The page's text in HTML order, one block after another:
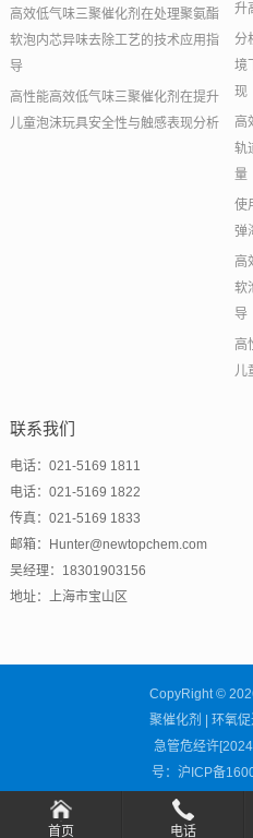
高效低气味三聚催化剂在处理聚氨酯
软泡内芯异味去除工艺的技术应用指
导
高性能高效低气味三聚催化剂在提升
儿童泡沫玩具安全性与触感表现分析
升
分
境
现
高
轨
量
使
弹
高
软
导
高
儿
联系我们
电话：021-5169 1811
电话：021-5169 1822
传真：021-5169 1833
邮箱：Hunter@newtopchem.com
吴经理：18301903156
地址：上海市宝山区
CopyRight ©
聚催化剂 | 环氧
急管危经许
号：沪ICP备
公网安备
首页 电话